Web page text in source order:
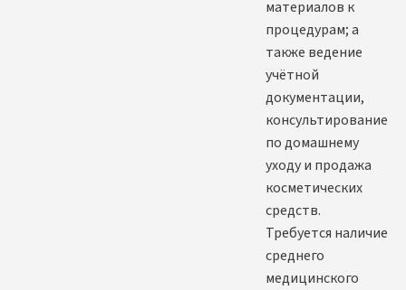
материалов к
процедурам; а
также ведение
учётной
документации,
консультирование
по домашнему
уходу и продажа
косметических
средств.
Требуется наличие
среднего
медицинского